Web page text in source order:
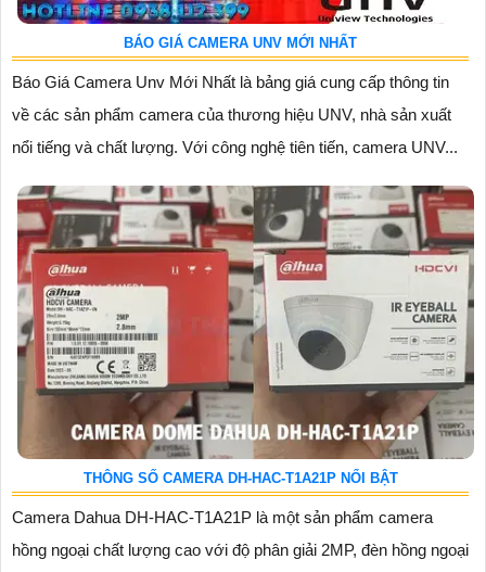
BÁO GIÁ CAMERA UNV MỚI NHẤT
Báo Giá Camera Unv Mới Nhất là bảng giá cung cấp thông tin
về các sản phẩm camera của thương hiệu UNV, nhà sản xuất
nổi tiếng và chất lượng. Với công nghệ tiên tiến, camera UNV...
THÔNG SỐ CAMERA DH-HAC-T1A21P NỔI BẬT
Camera Dahua DH-HAC-T1A21P là một sản phẩm camera
hồng ngoại chất lượng cao với độ phân giải 2MP, đèn hồng ngoại